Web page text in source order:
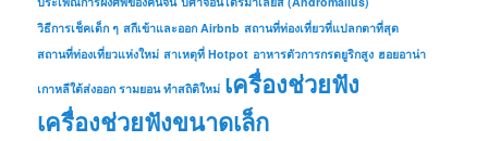
วิธีการเช็คเด็ก ๆ สกีเข้าและออก Airbnb สถานที่ท่องเที่ยวที่แปลกตาที่สุด
สถานที่ท่องเที่ยวแห่งใหม่ สาเหตุที่ Hotpot อาหารตัวการกรดยูริกสูง ฮอยอาน่า
เกาหลีใต้ส่งออก รามยอน ทำสถิติใหม่ เครื่องช่วยฟัง
เครื่องช่วยฟังขนาดเล็ก